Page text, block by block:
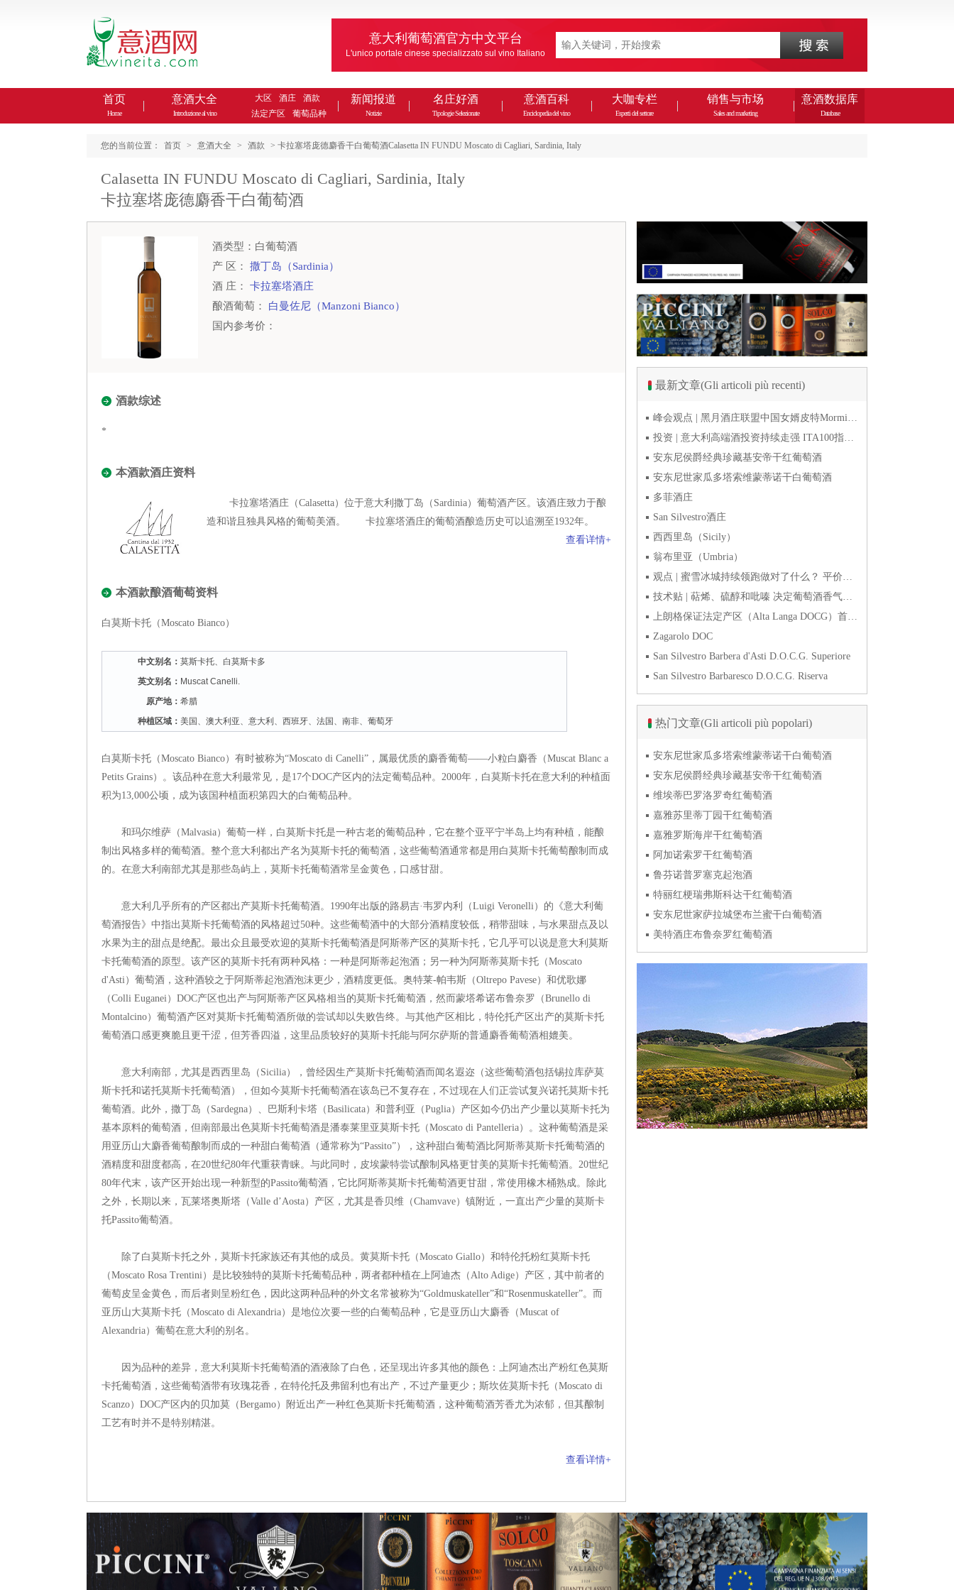
意大利葡萄酒官方中文平台
L'unico portale cinese specializzato sul vino Italiano
首页
Home
意酒大全
Introduzione al vino
大区 酒庄
酒款
法定产区
葡萄品种
新闻报道
Notizie
名庄好酒
Tipologie Selezionate
意酒百科
Enciclopedia del vino
大咖专栏
Esperti del settore
销售与市场
Sales and marketing
意酒数据库
Database
您的当前位置： 首页 > 意酒大全 > 酒款 > 卡拉塞塔庞德麝香干白葡萄酒Calasetta IN FUNDU Moscato di Cagliari, Sardinia, Italy
Calasetta IN FUNDU Moscato di Cagliari, Sardinia, Italy
卡拉塞塔庞德麝香干白葡萄酒
酒类型：白葡萄酒
产 区： 撒丁岛（Sardinia）
酒 庄： 卡拉塞塔酒庄
酿酒葡萄： 白曼佐尼（Manzoni Bianco）
国内参考价：
酒款综述
*
本酒款酒庄资料
卡拉塞塔酒庄（Calasetta）位于意大利撒丁岛（Sardinia）葡萄酒产区。该酒庄致力于酿
造和谐且独具风格的葡萄美酒。 卡拉塞塔酒庄的葡萄酒酿造历史可以追溯至1932年。
查看详情+
本酒款酿酒葡萄资料
白莫斯卡托（Moscato Bianco）
中文别名： 莫斯卡托、白莫斯卡多
英文别名： Muscat Canelli.
原产地： 希腊
种植区域： 美国、澳大利亚、意大利、西班牙、法国、南非、葡萄牙
白莫斯卡托（Moscato Bianco）有时被称为“Moscato di Canelli”，属最优质的麝香葡萄——小粒白麝香（Muscat Blanc a
Petits Grains）。该品种在意大利最常见，是17个DOC产区内的法定葡萄品种。2000年，白莫斯卡托在意大利的种植面
积为13,000公顷，成为该国种植面积第四大的白葡萄品种。
和玛尔维萨（Malvasia）葡萄一样，白莫斯卡托是一种古老的葡萄品种，它在整个亚平宁半岛上均有种植，能酿
制出风格多样的葡萄酒。整个意大利都出产名为莫斯卡托的葡萄酒，这些葡萄酒通常都是用白莫斯卡托葡萄酿制而成
的。在意大利南部尤其是那些岛屿上，莫斯卡托葡萄酒常呈金黄色，口感甘甜。
意大利几乎所有的产区都出产莫斯卡托葡萄酒。1990年出版的路易吉·韦罗内利（Luigi Veronelli）的《意大利葡
萄酒报告》中指出莫斯卡托葡萄酒的风格超过50种。这些葡萄酒中的大部分酒精度较低，稍带甜味，与水果甜点及以
水果为主的甜点是绝配。最出众且最受欢迎的莫斯卡托葡萄酒是阿斯蒂产区的莫斯卡托，它几乎可以说是意大利莫斯
卡托葡萄酒的原型。该产区的莫斯卡托有两种风格：一种是阿斯蒂起泡酒；另一种为阿斯蒂莫斯卡托（Moscato
d'Asti）葡萄酒，这种酒较之于阿斯蒂起泡酒泡沫更少，酒精度更低。奥特莱-帕韦斯（Oltrepo Pavese）和优歌娜
（Colli Euganei）DOC产区也出产与阿斯蒂产区风格相当的莫斯卡托葡萄酒，然而蒙塔希诺布鲁奈罗（Brunello di
Montalcino）葡萄酒产区对莫斯卡托葡萄酒所做的尝试却以失败告终。与其他产区相比，特伦托产区出产的莫斯卡托
葡萄酒口感更爽脆且更干涩，但芳香四溢，这里品质较好的莫斯卡托能与阿尔萨斯的普通麝香葡萄酒相媲美。
意大利南部，尤其是西西里岛（Sicilia），曾经因生产莫斯卡托葡萄酒而闻名遐迩（这些葡萄酒包括锡拉库萨莫
斯卡托和诺托莫斯卡托葡萄酒），但如今莫斯卡托葡萄酒在该岛已不复存在，不过现在人们正尝试复兴诺托莫斯卡托
葡萄酒。此外，撒丁岛（Sardegna）、巴斯利卡塔（Basilicata）和普利亚（Puglia）产区如今仍出产少量以莫斯卡托为
基本原料的葡萄酒，但南部最出色莫斯卡托葡萄酒是潘泰莱里亚莫斯卡托（Moscato di Pantelleria）。这种葡萄酒是采
用亚历山大麝香葡萄酿制而成的一种甜白葡萄酒（通常称为“Passito”），这种甜白葡萄酒比阿斯蒂莫斯卡托葡萄酒的
酒精度和甜度都高，在20世纪80年代重获青睐。与此同时，皮埃蒙特尝试酿制风格更甘美的莫斯卡托葡萄酒。20世纪
80年代末，该产区开始出现一种新型的Passito葡萄酒，它比阿斯蒂莫斯卡托葡萄酒更甘甜，常使用橡木桶熟成。除此
之外，长期以来，瓦莱塔奥斯塔（Valle d’Aosta）产区，尤其是香贝维（Chamvave）镇附近，一直出产少量的莫斯卡
托Passito葡萄酒。
除了白莫斯卡托之外，莫斯卡托家族还有其他的成员。黄莫斯卡托（Moscato Giallo）和特伦托粉红莫斯卡托
（Moscato Rosa Trentini）是比较独特的莫斯卡托葡萄品种，两者都种植在上阿迪杰（Alto Adige）产区，其中前者的
葡萄皮呈金黄色，而后者则呈粉红色，因此这两种品种的外文名常被称为“Goldmuskateller”和“Rosenmuskateller”。而
亚历山大莫斯卡托（Moscato di Alexandria）是地位次要一些的白葡萄品种，它是亚历山大麝香（Muscat of
Alexandria）葡萄在意大利的别名。
因为品种的差异，意大利莫斯卡托葡萄酒的酒液除了白色，还呈现出许多其他的颜色：上阿迪杰出产粉红色莫斯
卡托葡萄酒，这些葡萄酒带有玫瑰花香，在特伦托及弗留利也有出产，不过产量更少；斯坎佐莫斯卡托（Moscato di
Scanzo）DOC产区内的贝加莫（Bergamo）附近出产一种红色莫斯卡托葡萄酒，这种葡萄酒芳香尤为浓郁，但其酿制
工艺有时并不是特别精湛。
查看详情+
最新文章(Gli articoli più recenti)
峰会观点 | 黑月酒庄联盟中国女婿皮特Mormile：去年30%营收来自抖音直播 风干易饮品类畅销
投资 | 意大利高端酒投资持续走强 ITA100指数今年上半年涨1.9%
安东尼侯爵经典珍藏基安帝干红葡萄酒
安东尼世家瓜多塔索维蒙蒂诺干白葡萄酒
多菲酒庄
San Silvestro酒庄
西西里岛（Sicily）
翁布里亚（Umbria）
观点 | 蜜雪冰城持续领跑做对了什么？ 平价下沉或是酒商破
技术贴 | 萜烯、硫醇和吡嗪 决定葡萄酒香气的三类化合物
上朗格保证法定产区（Alta Langa DOCG）首次突破年产量百万瓶
Zagarolo DOC
San Silvestro Barbera d'Asti D.O.C.G. Superiore
San Silvestro Barbaresco D.O.C.G. Riserva
热门文章(Gli articoli più popolari)
安东尼世家瓜多塔索维蒙蒂诺干白葡萄酒
安东尼侯爵经典珍藏基安帝干红葡萄酒
维埃蒂巴罗洛罗奇红葡萄酒
嘉雅苏里蒂丁园干红葡萄酒
嘉雅罗斯海岸干红葡萄酒
阿加诺索罗干红葡萄酒
鲁芬诺普罗塞克起泡酒
特丽红梗瑞弗斯科达干红葡萄酒
安东尼世家萨拉城堡布兰蜜干白葡萄酒
美特酒庄布鲁奈罗红葡萄酒